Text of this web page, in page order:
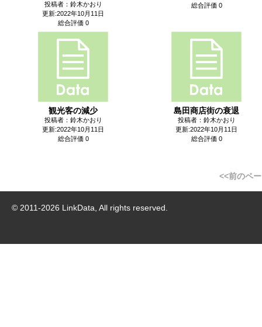
投稿者：鈴木かおり
更新:2022年10月11日
総合評価 0
総合評価 0
観光客の減少
投稿者：鈴木かおり
更新:2022年10月11日
総合評価 0
島田商店街の衰退
投稿者：鈴木かおり
更新:2022年10月11日
総合評価 0
<<前のペ
© 2011-2026 LinkData, All rights reserved.